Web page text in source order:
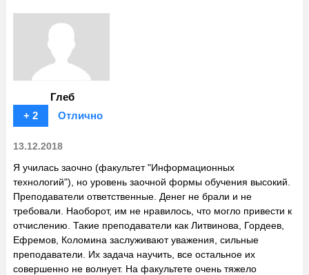
Глеб
+ 2
Отлично
13.12.2018
Я училась заочно (факультет "Информационных
технологий"), но уровень заочной формы обучения высокий.
Преподаватели ответственные. Денег не брали и не
требовали. Наоборот, им не нравилось, что могло привести к
отчислению. Такие преподаватели как Литвинова, Гордеев,
Ефремов, Коломина заслуживают уважения, сильные
преподаватели. Их задача научить, все остальное их
совершенно не волнует. На факультете очень тяжело